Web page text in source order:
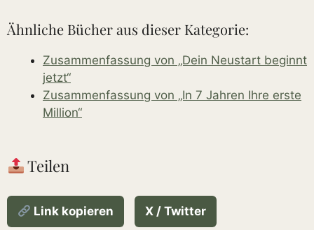
Ähnliche Bücher aus dieser Kategorie:
Zusammenfassung von „Dein Neustart beginnt
jetzt“
Zusammenfassung von „In 7 Jahren Ihre erste
Million“
Teilen
Link kopieren X / Twitter